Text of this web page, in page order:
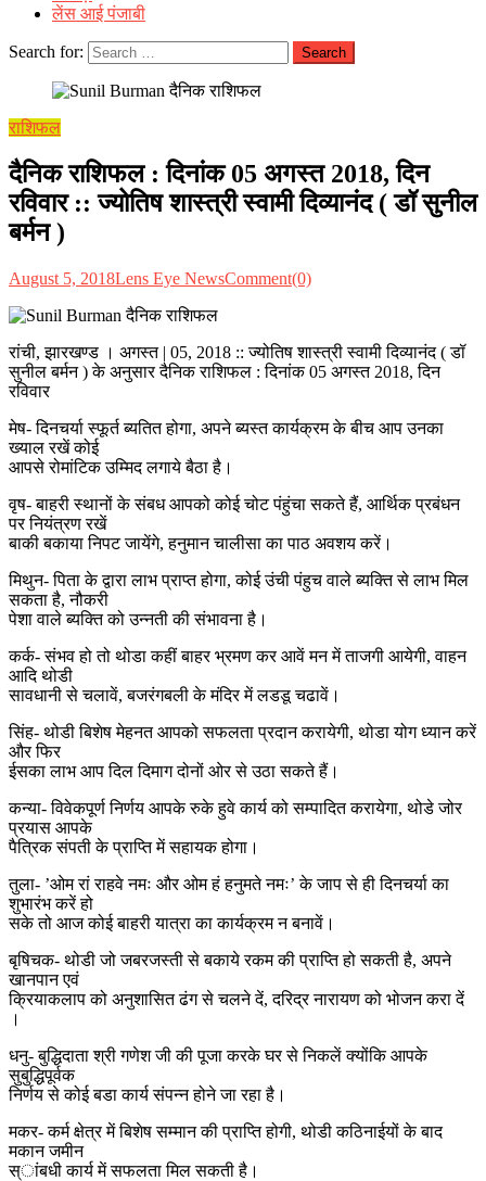
लेंस आई पंजाबी
Search for:
राशिफल
दैनिक राशिफल : दिनांक 05 अगस्त 2018, दिन
रविवार :: ज्योतिष शास्त्री स्वामी दिव्यानंद ( डॉ सुनील
बर्मन )
August 5, 2018Lens Eye NewsComment(0)
रांची, झारखण्ड । अगस्त | 05, 2018 :: ज्योतिष शास्त्री स्वामी दिव्यानंद ( डॉ
सुनील बर्मन ) के अनुसार दैनिक राशिफल : दिनांक 05 अगस्त 2018, दिन
रविवार
मेष- दिनचर्या स्फूर्त ब्यतित होगा, अपने ब्यस्त कार्यक्रम के बीच आप उनका
ख्याल रखें कोई
आपसे रोमांटिक उम्मिद लगाये बैठा है।
वृष- बाहरी स्थानों के संबध आपको कोई चोट पंहुंचा सकते हैं, आर्थिक प्रबंधन
पर नियंत्रण रखें
बाकी बकाया निपट जायेंगे, हनुमान चालीसा का पाठ अवशय करें।
मिथुन- पिता के द्वारा लाभ प्राप्त होगा, कोई उंची पंहुच वाले ब्यक्ति से लाभ मिल
सकता है, नौकरी
पेशा वाले ब्यक्ति को उन्नती की संभावना है।
कर्क- संभव हो तो थोडा कहीं बाहर भ्रमण कर आवें मन में ताजगी आयेगी, वाहन
आदि थोडी
सावधानी से चलावें, बजरंगबली के मंदिर में लडडू चढावें।
सिंह- थोडी बिशेष मेहनत आपको सफलता प्रदान करायेगी, थोडा योग ध्यान करें
और फिर
ईसका लाभ आप दिल दिमाग दोनों ओर से उठा सकते हैं।
कन्या- विवेकपूर्ण निर्णय आपके रुके हुवे कार्य को सम्पादित करायेगा, थोडे जोर
प्रयास आपके
पैत्रिक संपती के प्राप्ति में सहायक होगा।
तुला- ’ओम रां राहवे नमः और ओम हं हनुमते नमः’ के जाप से ही दिनचर्या का
शुभारंभ करें हो
सके तो आज कोई बाहरी यात्रा का कार्यक्रम न बनावें।
बृषिचक- थोडी जो जबरजस्ती से बकाये रकम की प्राप्ति हो सकती है, अपने
खानपान एवं
क्रियाकलाप को अनुशासित ढंग से चलने दें, दरिद्र नारायण को भोजन करा दें
।
धनु- बुद्धिदाता श्री गणेश जी की पूजा करके घर से निकलें क्योंकि आपके
सुबुद्धिपूर्वक
निर्णय से कोई बडा कार्य संपन्न होने जा रहा है।
मकर- कर्म क्षेत्र में बिशेष सम्मान की प्राप्ति होगी, थोडी कठिनाईयों के बाद
मकान जमीन
स्ांबधी कार्य में सफलता मिल सकती है।